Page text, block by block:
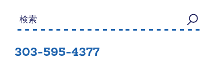
検索する：
303-595-4377